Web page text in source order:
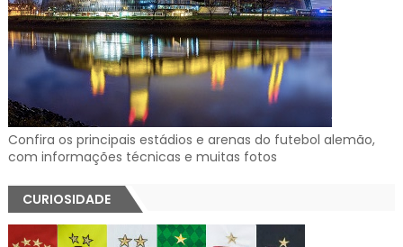
Confira os principais estádios e arenas do futebol alemão,
com informações técnicas e muitas fotos
CURIOSIDADE